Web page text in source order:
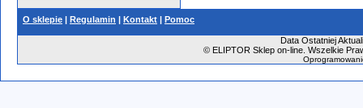
O sklepie | Regulamin | Kontakt | Pomoc
Data Ostatniej
©ELIPTOR Sklep on-line. Wszelkie